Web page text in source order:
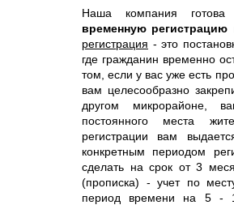
Наша компания
временную
регистрация - это
где гражданин временно
том, если у вас уже есть
вам целесообразно
другом микрорайоне,
постоянного места
регистрации вам
конкретным периодом
сделать на срок от 3
(прописка) - учет по
период времени на 5 -